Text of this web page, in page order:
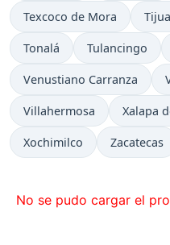
Texcoco de Mora
Tonalá Tulancingo
Venustiano Carranza
Villahermosa Xalapa
Xochimilco Zacatecas
No se pudo cargar el